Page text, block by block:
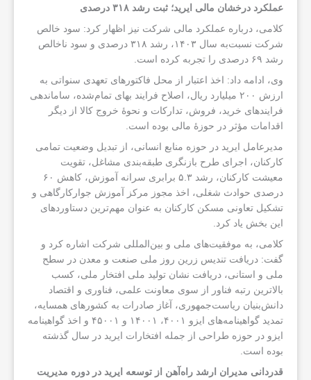
عملکرد درخشان مالی ایرید؛ ثبت رشد ۳۱۸ درصدی
کلامی، درباره عملکرد مالی شرکت نیز اظهار کرد: سود خالص
شرکت نسبت‌به سال ۱۴۰۳، رشد ۳۱۸ درصدی و سود ناخالص
رشد ۶۹ درصدی را تجربه کرده است.
وی، ادامه داد: اخذ اعتبار از محل فاکتورهای تعهدی سنواتی به
ارزش ۲۰۰ میلیارد ریال، اصلاح فرایند بهای تمام‌شده، ساماندهی
فرایندهای خرید، فروش، تدارکات و نحوهٔ خروج کالا از دیگر
اقدامات مؤثر در حوزهٔ مالی بوده است.
مدیرعامل ایرید در حوزه منابع انسانی، از تبدیل وضعیت تمامی
کارکنان، اجرای طرح بازنگری طبقه‌بندی مشاغل، تقویت
معیشت کارکنان، رشد ۵.۳ برابری سرانه آموزش، کاهش ۶۰
درصدی حوادث شغلی، اخذ مجوز مرکز آموزش جوارکارگاهی و
تشکیل تعاونی مسکن کارکنان به عنوان مهم‌ترین دستاوردهای
این بخش یاد کرد.
کلامی، به موفقیت‌های ملی و بین‌المللی شرکت اشاره کرد و
گفت: دریافت تندیس زرین روز ملی صنعت و معدن در سطح
ملی و استانی، دریافت نشان تولید ملی افتخار ملی، کسب
بالاترین رتبه فناور از سوی معاونت علمی، فناوری و اقتصاد
دانش‌بنیان ریاست‌جمهوری، آغاز صادرات به کشورهای همسایه،
تمدید گواهینامه‌های ایزو ۴۰۰۱، ۱۴۰۰۱ و ۴۵۰۰۱ و اخذ گواهینامه
ایزو در حوزه طراحی از جمله افتخارات ایرید در سال گذشته
بوده است.
قدردانی مدیران ارشد راه‌آهن از توسعه ایرید در دوره مدیریت